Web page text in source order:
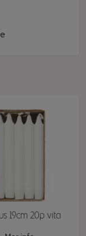
19cm 20p vita